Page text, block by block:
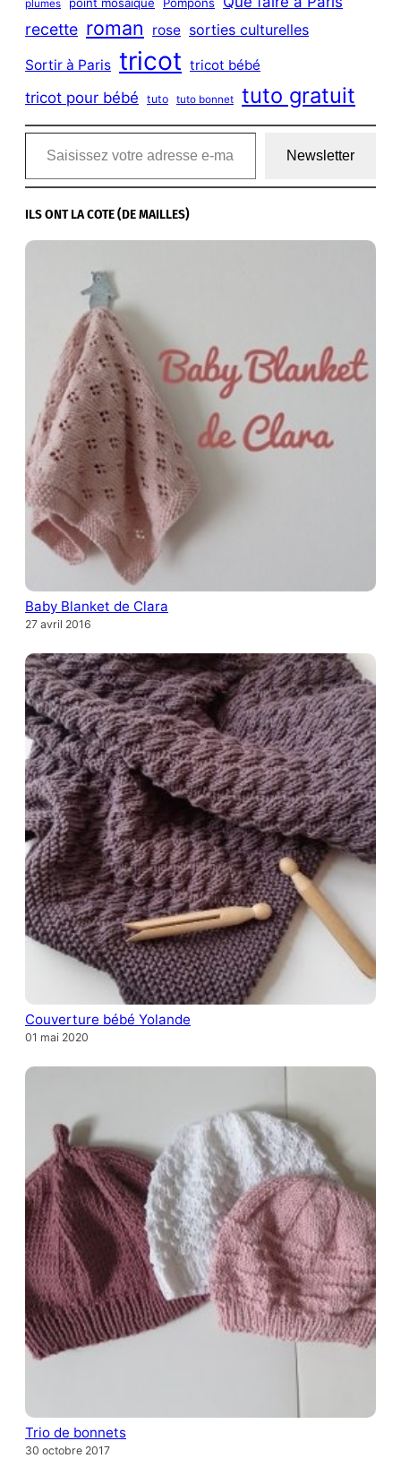
plumes
recette roman rose sorties culturelles
Sortir à Paris tricot tricot bébé
tricot pour bébé tuto tuto bonnet tuto gratuit
Saisissez votre adresse e-mail…
Newsletter
ILS ONT LA COTE (DE MAILLES)
Baby Blanket de Clara
27 avril 2016
Couverture bébé Yolande
01 mai 2020
Trio de bonnets
30 octobre 2017